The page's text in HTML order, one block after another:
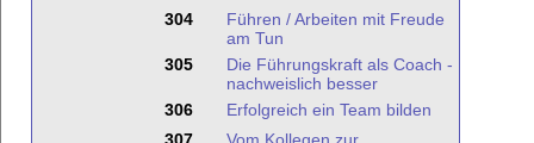
304
Führen / Arbeiten mit Freude
am Tun
305
Die Führungskraft als Coach -
nachweislich besser
306
Erfolgreich ein Team bilden